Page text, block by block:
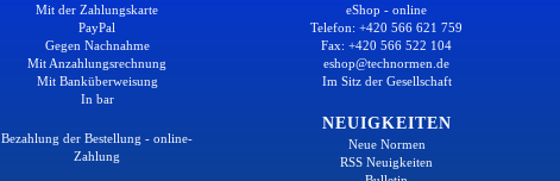
Mit der Zahlungskarte
PayPal
Gegen Nachnahme
Mit Anzahlungsrechnung
Mit Banküberweisung
In bar
Bezahlung der Bestellung - online-
Zahlung
eShop - online
Telefon: +420 566 621 759
Fax: +420 566 522 104
eshop@technormen.de
Im Sitz der Gesellschaft
NEUIGKEITEN
Neue Normen
RSS Neuigkeiten